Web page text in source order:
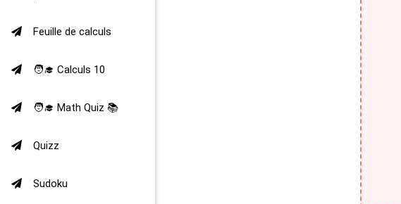
Feuille de calculs
🧑‍🎓 Calculs 10
🧑‍🎓 Math Quiz 📚
Quizz
Sudoku